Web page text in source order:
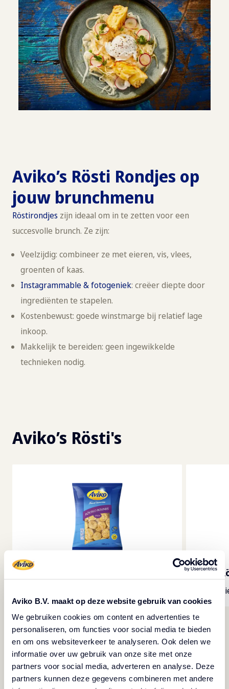
Aviko B.V. maakt op deze website gebruik van cookies
We gebruiken cookies om content en advertenties te
personaliseren, om functies voor social media te bieden
en om ons websiteverkeer te analyseren. Ook delen we
informatie over uw gebruik van onze site met onze
partners voor social media, adverteren en analyse. Deze
partners kunnen deze gegevens combineren met andere
Aviko’s Rösti Rondjes op
jouw brunchmenu
Röstirondjes zijn ideaal om in te zetten voor een
succesvolle brunch. Ze zijn:
Veelzijdig: combineer ze met eieren, vis, vlees,
groenten of kaas.
Instagrammable & fotogeniek: creëer diepte door
ingrediënten te stapelen.
Kostenbewust: goede winstmarge bij relatief lage
inkoop.
Makkelijk te bereiden: geen ingewikkelde
technieken nodig.
Aviko’s Rösti's
Bekijk al onze producten